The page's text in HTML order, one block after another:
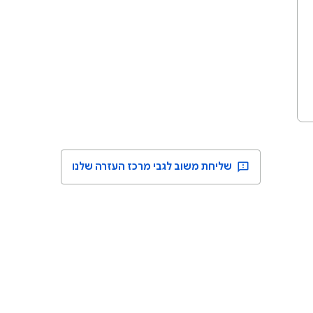
שליחת משוב לגבי מרכז העזרה שלנו